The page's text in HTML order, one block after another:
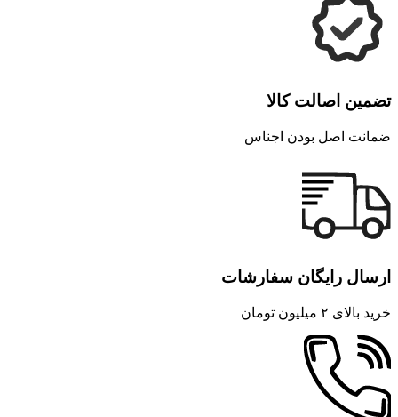
تضمین اصالت کالا
ضمانت اصل بودن اجناس
ارسال رایگان سفارشات
خرید بالای ۲ میلیون تومان